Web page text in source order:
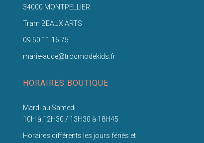
34000 MONTPELLIER
Tram BEAUX ARTS
09 50 11 16 75
marie-aude@trocmodekids.fr
HORAIRES BOUTIQUE
Mardi au Samedi :
10H à 12H30 / 13H30 à 18H45
Horaires différents les jours fériés et